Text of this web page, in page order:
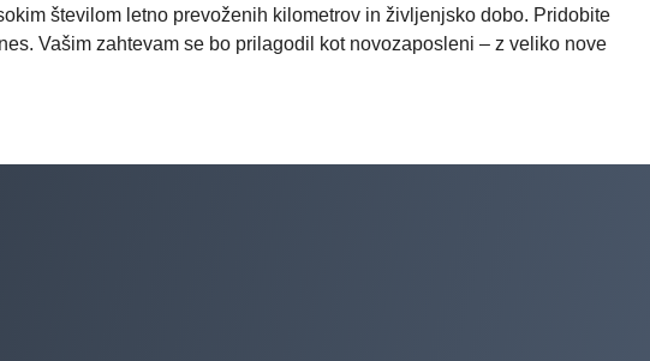
številom letno prevoženih kilometrov in življenjsko dobo. Pridobite
Vašim zahtevam se bo prilagodil kot novozaposleni – z veliko nove